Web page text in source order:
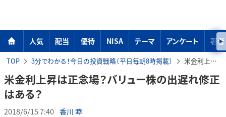
人気 配当 優待 NISA テーマ アンケート 著者
TOP 3分でわかる！今日の投資戦略〔平日毎朝8時掲載〕 米金利上昇は正念場？バリュー株の出遅れ修正はある？
米金利上昇は正念場？バリュー株の出遅れ修正
はある？
2018/6/15 7:40 香川 睦